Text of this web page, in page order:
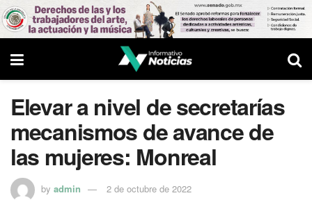
Elevar a nivel de secretarías
mecanismos de avance de
las mujeres: Monreal
by admin 2 de octubre de 2022